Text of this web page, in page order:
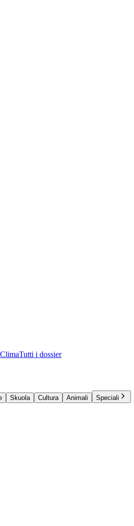
Tutti i dossier
Skuola Cultura Animali
Speciali